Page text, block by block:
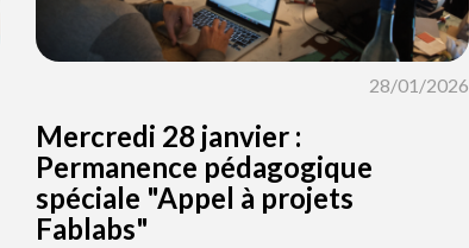
28/01/2026
Mercredi 28 janvier :
Permanence pédagogique
spéciale "Appel à projets
Fablabs"